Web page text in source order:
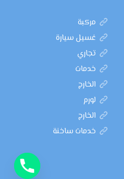
مركبة
غسيل سيارة
تجاري
خدمات
الخارج
لورم
الخارج
خدمات ساخنة